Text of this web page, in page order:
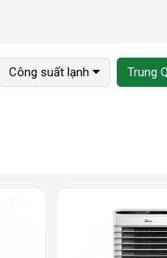
Công suất lạnh Trung